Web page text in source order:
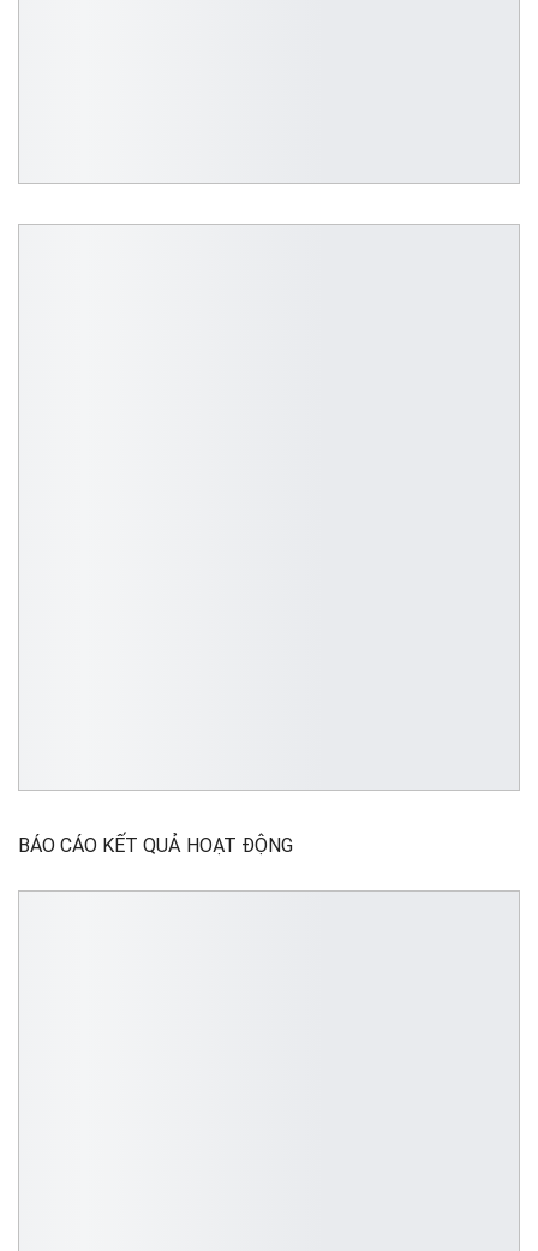
BÁO CÁO KẾT QUẢ HOẠT ĐỘNG